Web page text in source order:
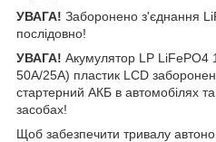
УВАГА! Заборонено з'єднання
послідовно!
УВАГА! Акумулятор LP LiFePO4
50А/25A) пластик LCD
стартерний АКБ в автомобілях
засобах!
Щоб забезпечити тривалу